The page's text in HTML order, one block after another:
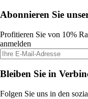
Abonnieren Sie
Profitieren Sie von 10%
anmelden
Bleiben Sie in
Folgen Sie uns in den